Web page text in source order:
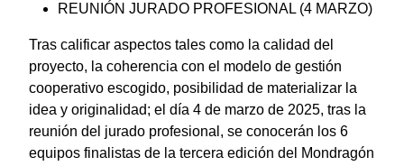
REUNIÓN JURADO PROFESIONAL (4 MARZO)
Tras calificar aspectos tales como la calidad del
proyecto, la coherencia con el modelo de gestión
cooperativo escogido, posibilidad de materializar la
idea y originalidad; el día 4 de marzo de 2025, tras la
reunión del jurado profesional, se conocerán los 6
equipos finalistas de la tercera edición del Mondragón